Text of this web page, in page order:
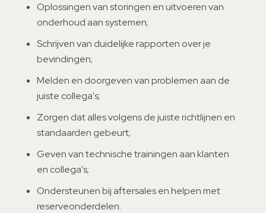
Oplossingen van storingen en uitvoeren van
onderhoud aan systemen;
Schrijven van duidelijke rapporten over je
bevindingen;
Melden en doorgeven van problemen aan de
juiste collega's;
Zorgen dat alles volgens de juiste richtlijnen en
standaarden gebeurt;
Geven van technische trainingen aan klanten
en collega's;
Ondersteunen bij aftersales en helpen met
reserveonderdelen.